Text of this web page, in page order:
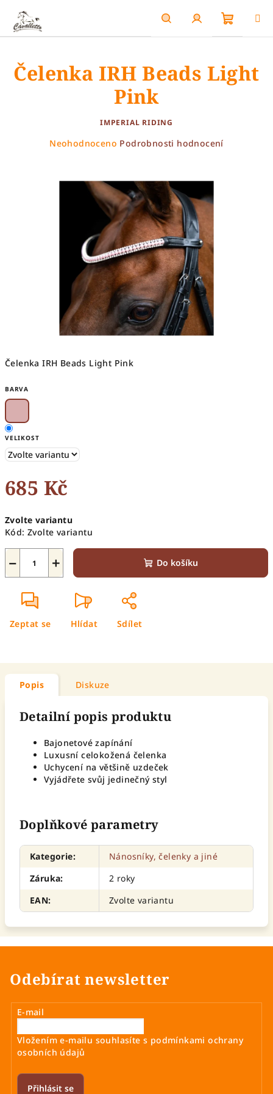
obsah
HledatPřihlášení
košík
Čelenka IRH Beads Light Pink
BARVA
VELIKOST
685 Kč
cena:
Zvolte variantu
Kód: Zvolte variantu
+
− Do košíku
Zeptat se Hlídat Sdílet
Čelenka IRH Beads Light
Pink
IMPERIAL RIDING
Průměrné
Neohodnoceno Podrobnosti hodnocení
Popis Diskuze
Detailní popis produktu
Bajonetové zapínání
Luxusní celokožená čelenka
Uchycení na většině uzdeček
Vyjádřete svůj jedinečný styl
Doplňkové parametry
Kategorie:
Nánosníky, čelenky a jiné
Záruka:
2 roky
EAN: Zvolte variantu
Odebírat newsletter
E-mail
Vložením e-mailu souhlasíte s podmínkami ochrany
osobních údajů
Přihlásit se